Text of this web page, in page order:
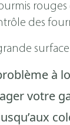
des
à
votre